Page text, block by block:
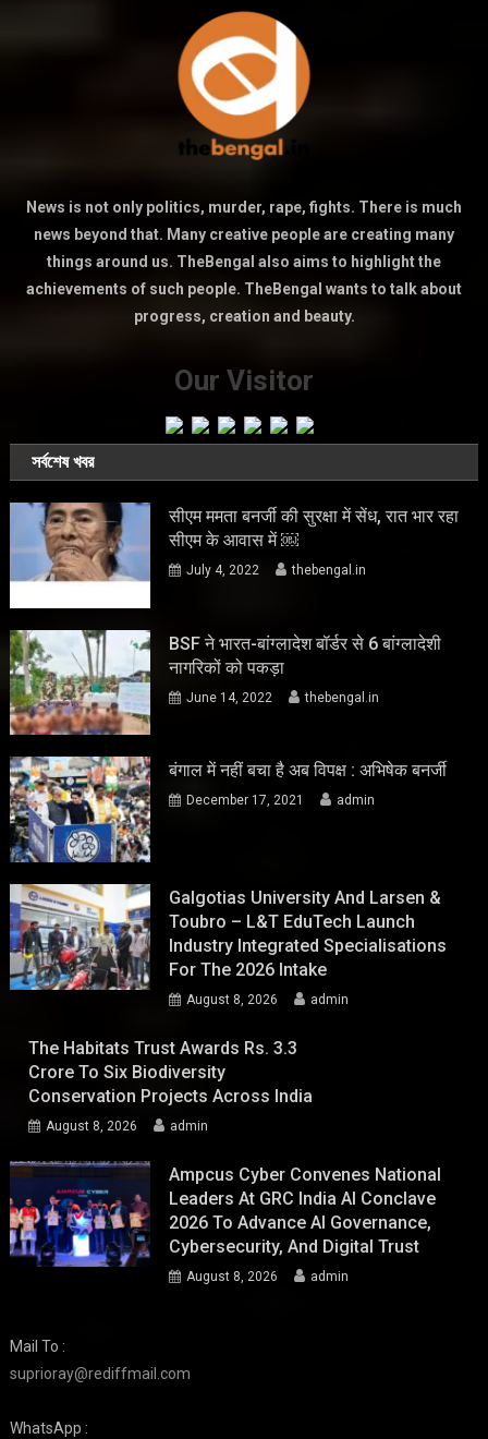
News is not only politics, murder, rape, fights. There is much
news beyond that. Many creative people are creating many
things around us. TheBengal also aims to highlight the
achievements of such people. TheBengal wants to talk about
progress, creation and beauty.
Our Visitor
সর্বশেষ খবর
सीएम ममता बनर्जी की सुरक्षा में सेंध, रात भार रहा
सीएम के आवास में ￼
July 4, 2022 thebengal.in
BSF ने भारत-बांग्लादेश बॉर्डर से 6 बांग्लादेशी
नागरिकों को पकड़ा
June 14, 2022 thebengal.in
बंगाल में नहीं बचा है अब विपक्ष : अभिषेक बनर्जी
December 17, 2021 admin
Galgotias University And Larsen &
Toubro – L&T EduTech Launch
Industry Integrated Specialisations
For The 2026 Intake
August 8, 2026 admin
The Habitats Trust Awards Rs. 3.3
Crore To Six Biodiversity
Conservation Projects Across India
August 8, 2026 admin
Ampcus Cyber Convenes National
Leaders At GRC India AI Conclave
2026 To Advance AI Governance,
Cybersecurity, And Digital Trust
August 8, 2026 admin
Mail To :
suprioray@rediffmail.com
WhatsApp :